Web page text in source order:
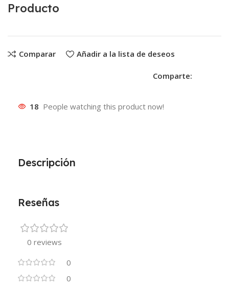
Producto
Comparar Añadir a la lista de deseos
Comparte:
18 People watching this product now!
Descripción
Reseñas
0 reviews
0
0